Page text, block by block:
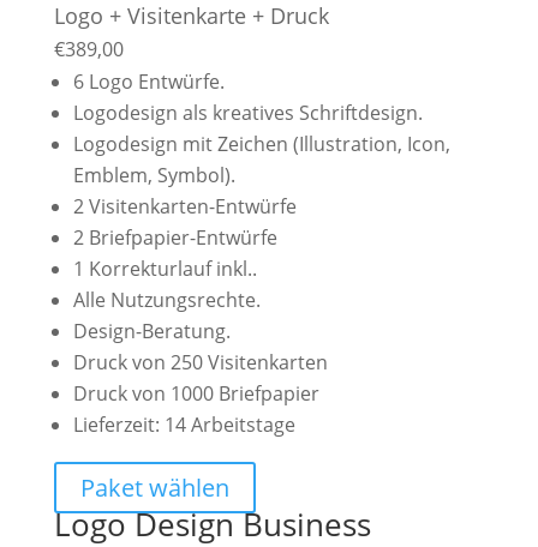
Logo + Visitenkarte + Druck
€389,00
6 Logo Entwürfe.
Logodesign als kreatives Schriftdesign.
Logodesign mit Zeichen (Illustration, Icon,
Emblem, Symbol).
2 Visitenkarten-Entwürfe
2 Briefpapier-Entwürfe
1 Korrekturlauf inkl..
Alle Nutzungsrechte.
Design-Beratung.
Druck von 250 Visitenkarten
Druck von 1000 Briefpapier
Lieferzeit: 14 Arbeitstage
Paket wählen
Logo Design Business